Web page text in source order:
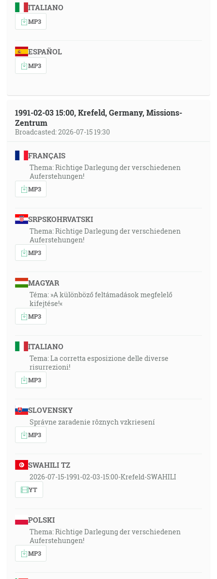
ITALIANO
MP3
ESPAÑOL
MP3
1991-02-03 15:00, Krefeld, Germany, Missions-
Zentrum
Broadcasted: 2026-07-15 19:30
FRANÇAIS
Thema: Richtige Darlegung der verschiedenen
Auferstehungen!
MP3
SRPSKOHRVATSKI
Thema: Richtige Darlegung der verschiedenen
Auferstehungen!
MP3
MAGYAR
Téma: »A különböző feltámadások megfelelő
kifejtése!«
MP3
ITALIANO
Tema: La corretta esposizione delle diverse
risurrezioni!
MP3
SLOVENSKY
Správne zaradenie rôznych vzkriesení
MP3
SWAHILI TZ
2026-07-15-1991-02-03-15:00-Krefeld-SWAHILI
YT
POLSKI
Thema: Richtige Darlegung der verschiedenen
Auferstehungen!
MP3